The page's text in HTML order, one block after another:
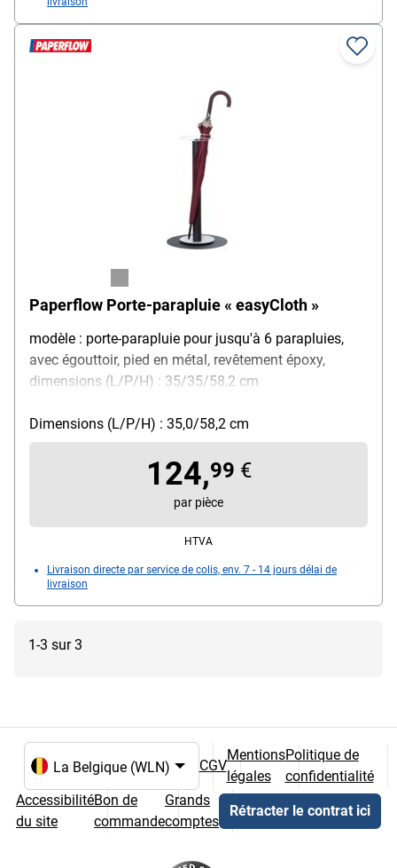
Paperflow Porte-parapluie « easyCloth »
modèle : porte-parapluie pour jusqu'à 6 parapluies,
avec égouttoir, pied en métal, revêtement époxy,
dimensions (L/P/H) : 35/35/58,2 cm
Dimensions (L/P/H) : 35,0/58,2 cm
124,99 €
par pièce
HTVA
Livraison directe par service de colis, env. 7 - 14 jours délai de
livraison
1-3 sur 3
Choix de la langue et du pays
CGV
Mentions
légales
Politique de
confidentialité
Accessibilité
du site
Bon de
commande
Grands
comptes
Rétracter le contrat ici